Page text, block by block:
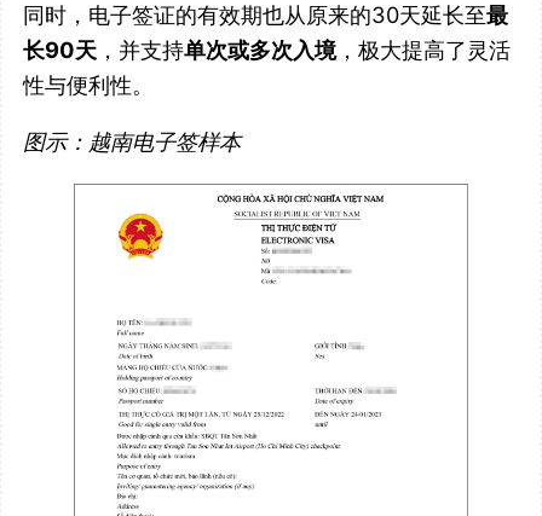
同时，电子签证的有效期也从原来的30天延长至最
长90天 ，并支持单次或多次入境，极大提高了灵活
性与便利性。
图示：越南电子签样本